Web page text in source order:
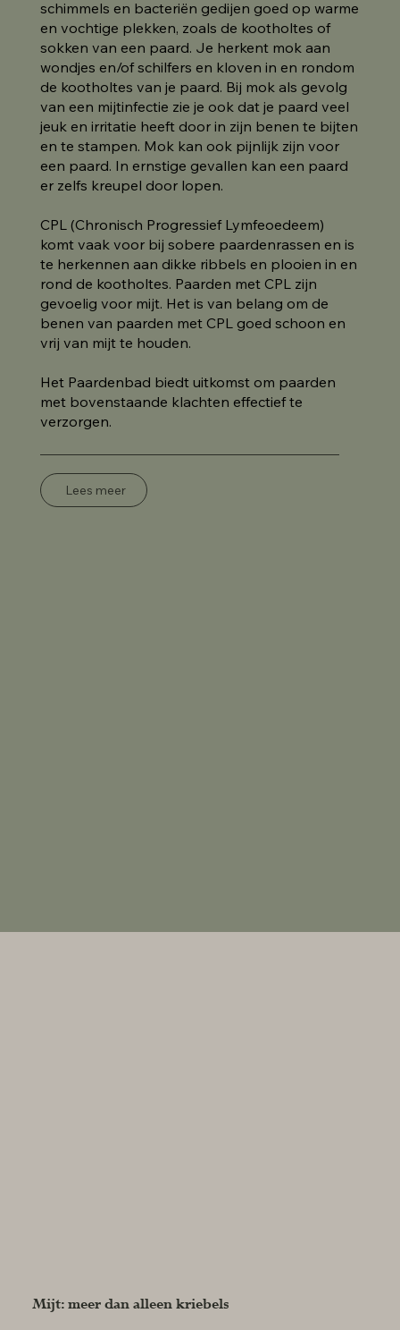
Mijt: meer dan alleen kriebels
schimmels en bacteriën gedijen goed op warme
en vochtige plekken, zoals de kootholtes of
sokken van een paard. Je herkent mok aan
wondjes en/of schilfers en kloven in en rondom
de kootholtes van je paard. Bij mok als gevolg
van een mijtinfectie zie je ook dat je paard veel
jeuk en irritatie heeft door in zijn benen te bijten
en te stampen. Mok kan ook pijnlijk zijn voor
een paard. In ernstige gevallen kan een paard
er zelfs kreupel door lopen.
CPL (Chronisch Progressief Lymfeoedeem)
komt vaak voor bij sobere paardenrassen en is
te herkennen aan dikke ribbels en plooien in en
rond de kootholtes. Paarden met CPL zijn
gevoelig voor mijt. Het is van belang om de
benen van paarden met CPL goed schoon en
vrij van mijt te houden.
Het Paardenbad biedt uitkomst om paarden
met bovenstaande klachten effectief te
verzorgen.
Lees meer